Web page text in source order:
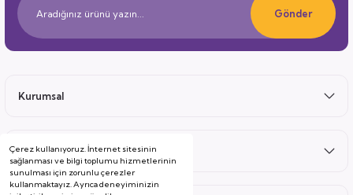
Çerez kullanıyoruz. İnternet sitesinin
sağlanması ve bilgi toplumu hizmetlerinin
sunulması için zorunlu çerezler
kullanmaktayız. Ayrıca deneyiminizin
Gönder
Kurumsal
Satış Sonrası